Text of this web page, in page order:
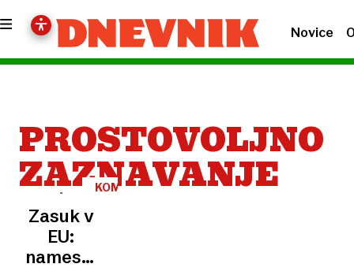
Novice
PROSTOVOLJNO
ZAZNAVANJE
KOMPROMIS
Zasuk v
EU:
namesto